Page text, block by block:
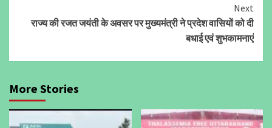
Next
राज्य की रजत जयंती के अवसर पर मुख्यमंत्री ने प्रदेश वासियों को दी
बधाई एवं शुभकामनाएं
More Stories